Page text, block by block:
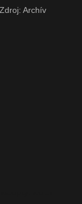
Zdroj: Archív